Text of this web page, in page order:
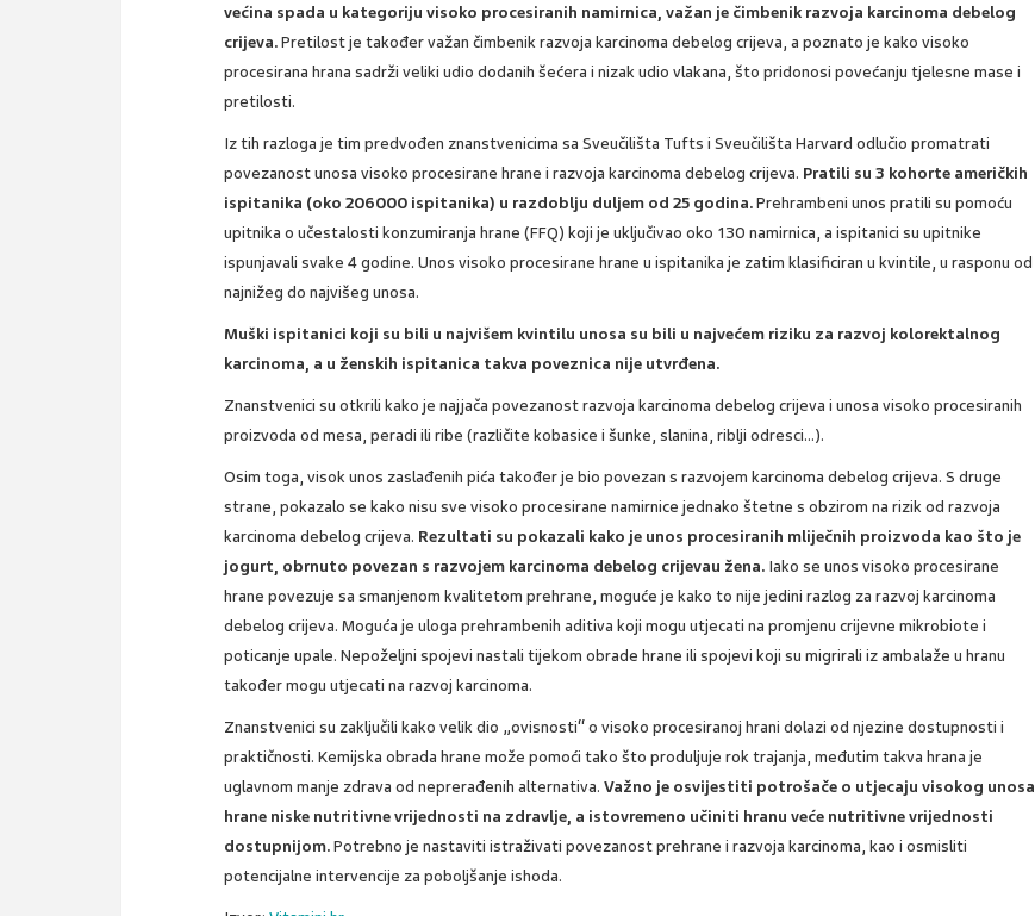
većina spada u kategoriju visoko procesiranih namirnica, važan je čimbenik razvoja karcinoma debelog
crijeva.Pretilost je također važan čimbenik razvoja karcinoma debelog crijeva, a poznato je kako visoko
procesirana hrana sadrži veliki udio dodanih šećera i nizak udio vlakana, što pridonosi povećanju tjelesne mase i
pretilosti.
Iz tih razloga je tim predvođen znanstvenicima sa Sveučilišta Tufts i Sveučilišta Harvard odlučio promatrati
povezanost unosa visoko procesirane hrane i razvoja karcinoma debelog crijeva. Pratili su 3 kohorte američkih
ispitanika (oko 206000 ispitanika) u razdoblju duljem od 25 godina.Prehrambeni unos pratili su pomoću
upitnika o učestalosti konzumiranja hrane (FFQ) koji je uključivao oko 130 namirnica, a ispitanici su upitnike
ispunjavali svake 4 godine. Unos visoko procesirane hrane u ispitanika je zatim klasificiran u kvintile, u rasponu od
najnižeg do najvišeg unosa.
Muški ispitanici koji su bili u najvišem kvintilu unosa su bili u najvećem riziku za razvoj kolorektalnog
karcinoma, a u ženskih ispitanica takva poveznica nije utvrđena.
Znanstvenici su otkrili kako je najjača povezanost razvoja karcinoma debelog crijeva i unosa visoko procesiranih
proizvoda od mesa, peradi ili ribe (različite kobasice i šunke, slanina, riblji odresci…).
Osim toga, visok unos zaslađenih pića također je bio povezan s razvojem karcinoma debelog crijeva. S druge
strane, pokazalo se kako nisu sve visoko procesirane namirnice jednako štetne s obzirom na rizik od razvoja
karcinoma debelog crijeva. Rezultati su pokazali kako je unos procesiranih mliječnih proizvoda kao što je
jogurt, obrnuto povezan s razvojem karcinoma debelog crijevau žena. Iako se unos visoko procesirane
hrane povezuje sa smanjenom kvalitetom prehrane, moguće je kako to nije jedini razlog za razvoj karcinoma
debelog crijeva. Moguća je uloga prehrambenih aditiva koji mogu utjecati na promjenu crijevne mikrobiote i
poticanje upale. Nepoželjni spojevi nastali tijekom obrade hrane ili spojevi koji su migrirali iz ambalaže u hranu
također mogu utjecati na razvoj karcinoma.
Znanstvenici su zaključili kako velik dio „ovisnosti“ o visoko procesiranoj hrani dolazi od njezine dostupnosti i
praktičnosti. Kemijska obrada hrane može pomoći tako što produljuje rok trajanja, međutim takva hrana je
uglavnom manje zdrava od neprerađenih alternativa.Važno je osvijestiti potrošače o utjecaju visokog unosa
hrane niske nutritivne vrijednosti na zdravlje, a istovremeno učiniti hranu veće nutritivne vrijednosti
dostupnijom.Potrebno je nastaviti istraživati povezanost prehrane i razvoja karcinoma, kao i osmisliti
potencijalne intervencije za poboljšanje ishoda.